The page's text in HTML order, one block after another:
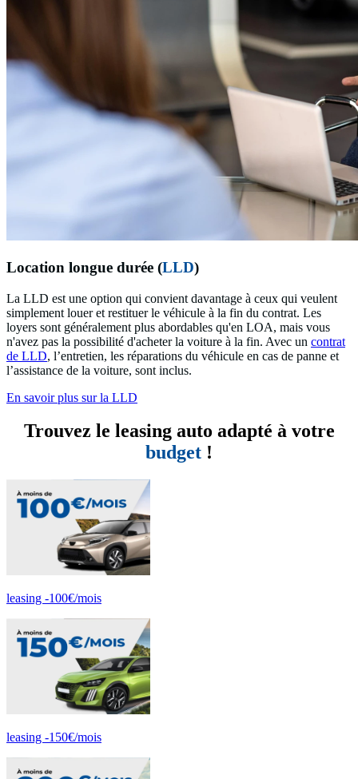
Location longue durée (LLD)
La LLD est une option qui convient davantage à ceux qui veulent
simplement louer et restituer le véhicule à la fin du contrat. Les
loyers sont généralement plus abordables qu'en LOA, mais vous
n'avez pas la possibilité d'acheter la voiture à la fin. Avec un contrat
de LLD, l’entretien, les réparations du véhicule en cas de panne et
l’assistance de la voiture, sont inclus.
En savoir plus sur la LLD
Trouvez le leasing auto adapté à votre
budget !
leasing -100€/mois
leasing -150€/mois